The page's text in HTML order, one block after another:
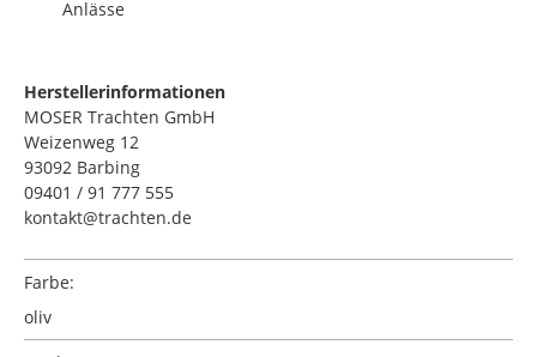
Anlässe
Herstellerinformationen
MOSER Trachten GmbH
Weizenweg 12
93092 Barbing
09401 / 91 777 555
kontakt@trachten.de
Farbe:
oliv